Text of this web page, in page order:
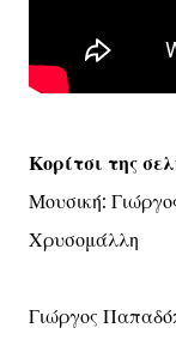
Κορίτσι της
Μουσική:
Χρυσομάλλη
Γιώργος